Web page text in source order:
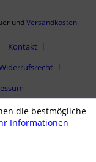
undVersandkosten
Kontakt
die bestmögliche
Informationen